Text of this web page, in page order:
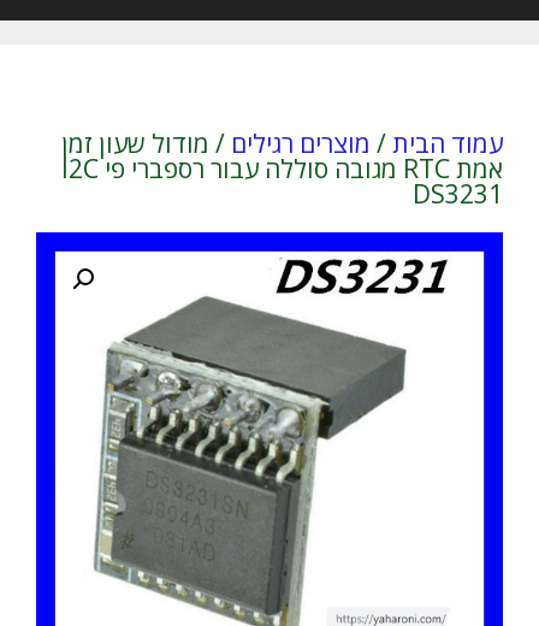
עמוד הבית/ מוצרים רגילים / מודול שעון זמן
אמת RTC מגובה סוללה עבור רספברי פי I2C
DS3231